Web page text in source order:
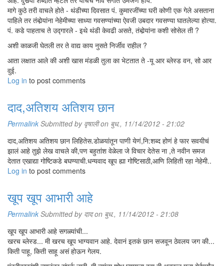
मागे कुठे तरी वाचले होते - थंडीच्या दिवसात पं. कुमारजींच्या घरी कोणी एक गेले असताना
पाहिले तर तंबोर्‍यांना नेहेमीच्या साध्या गवसण्यांच्या ऐवजी उबदार गवसण्या घातलेल्या होत्या.
पं. कडे पाहताच ते उद्गारले - इथे थंडी केवढी असते, तंबोर्‍यांना कशी सोसेल ती ?
अशी काळजी घेतली तर ते वाद्य काय नुसते निर्जीव राहील ?
आता लक्षात आले की अशी खास मंडळी तुला का भेटतात ते -यू आर ब्लेस्ड वन, सो आर
वुई.
Log in to post comments
दाद,अतिशय अतिशय छान
Permalink Submitted by वृषालीon बुध., 11/14/2012 - 21:02
दाद,अतिशय अतिशय छान लिहितेस.डोळयांतून पाणी येणं,नि:शब्द होणं हे फार सवयीचं
झालं आहे तुझे लेख वाचले की,पण बहुतांश वेळेला जे विचार देतेस ना ,ते नवीन समज
देतात एखाद्या गोष्टिकडे बघण्याची.धन्यवाद खूप ह्या गोष्टिसाठी,आणि लिहिती रहा नेहेमी..
Log in to post comments
खूप खूप आभारी आहे
Permalink Submitted by दादon बुध., 11/14/2012 - 21:08
खूप खूप आभारी आहे सगळ्यांची...
खरच ब्लेस्ड... मी खरच खूप भाग्यवान आहे. देवानं इतकं छान सजवून ठेवलय जग की...
किती पाहू, किती साहू असं होऊन गेलय.